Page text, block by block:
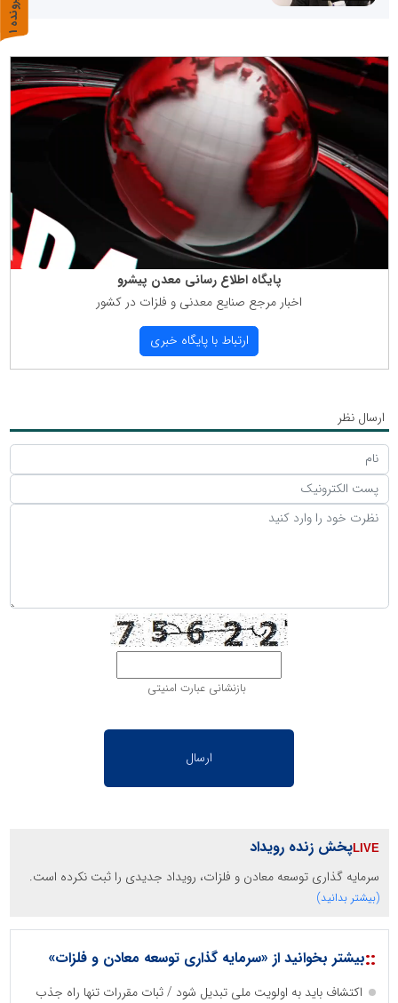
پایگاه اطلاع رسانی معدن پیشرو
اخبار مرجع صنایع معدنی و فلزات در كشور
ارتباط با پایگاه خبری
ارسال نظر
بازنشانی عبارت امنیتی
پخش زنده رویداد
سرمایه گذاری توسعه معادن و فلزات، رویداد جدیدی را ثبت نکرده است.
(بیشتر بدانید)
::بیشتر بخوانید از «سرمایه گذاری توسعه معادن و فلزات»
اکتشاف باید به اولویت ملی تبدیل شود / ثبات مقررات تنها راه جذب
پ
ر
و
ن
د
ه
1